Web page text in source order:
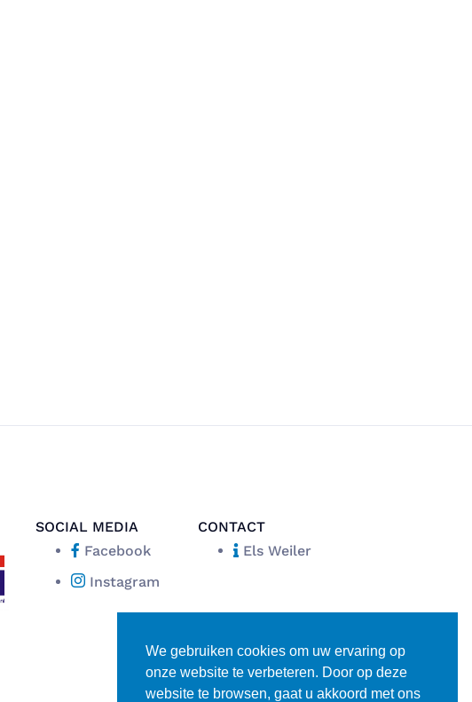
SOCIAL MEDIA
Facebook
Instagram
CONTACT
Els Weiler
We gebruiken cookies om uw ervaring op
onze website te verbeteren. Door op deze
website te browsen, gaat u akkoord met ons